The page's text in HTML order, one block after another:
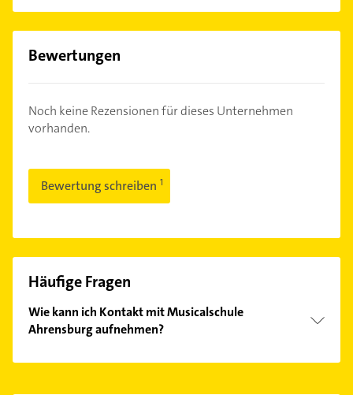
Bewertungen
Noch keine Rezensionen für dieses Unternehmen
vorhanden.
Bewertung schreiben
Häufige Fragen
Wie kann ich Kontakt mit Musicalschule
Ahrensburg aufnehmen?